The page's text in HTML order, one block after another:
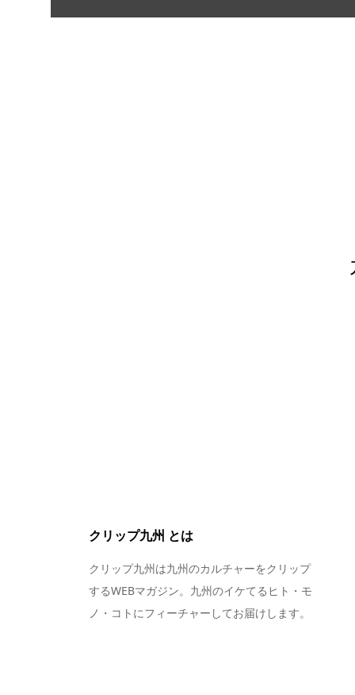
クリップ九州 とは
クリップ九州は九州のカルチャーをクリップ
するWEBマガジン。九州のイケてるヒト・モ
ノ・コトにフィーチャーしてお届けします。